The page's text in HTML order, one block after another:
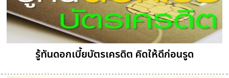
รู้ทันดอกเบี้ยบัตรเครดิต คิดให้ดีก่อนรูด